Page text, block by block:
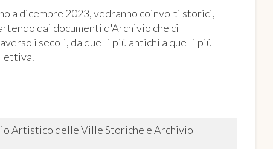
a dicembre 2023, vedranno coinvolti storici,
dai documenti d'Archivio che ci
i secoli, da quelli più antichi a quelli più
Artistico delle Ville Storiche e Archivio